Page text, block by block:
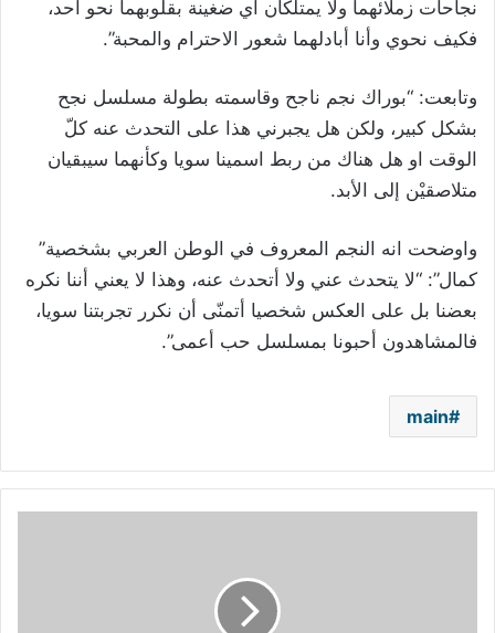
نجاحات زملائهما ولا يمتلكان أي ضغينة بقلوبهما نحو أحد،
فكيف نحوي وأنا أبادلهما شعور الاحترام والمحبة”.
وتابعت: “بوراك نجم ناجح وقاسمته بطولة مسلسل نجح
بشكل كبير، ولكن هل يجبرني هذا على التحدث عنه كلّ
الوقت او هل هناك من ربط اسمينا سويا وكأنهما سيبقيان
متلاصقيْن إلى الأبد.
واوضحت انه النجم المعروف في الوطن العربي بشخصية”
كمال”: “لا يتحدث عني ولا أتحدث عنه، وهذا لا يعني أننا نكره
بعضنا بل على العكس شخصيا أتمنّى أن نكرر تجربتنا سويا،
فالمشاهدون أحبونا بمسلسل حب أعمى”.
main